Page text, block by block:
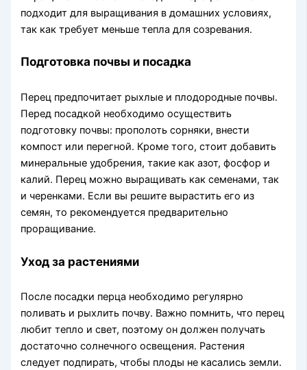
подходит для выращивания в домашних условиях,
так как требует меньше тепла для созревания.
Подготовка почвы и посадка
Перец предпочитает рыхлые и плодородные почвы.
Перед посадкой необходимо осуществить
подготовку почвы: прополоть сорняки, внести
компост или перегной. Кроме того, стоит добавить
минеральные удобрения, такие как азот, фосфор и
калий. Перец можно выращивать как семенами, так
и черенками. Если вы решите вырастить его из
семян, то рекомендуется предварительно
проращивание.
Уход за растениями
После посадки перца необходимо регулярно
поливать и рыхлить почву. Важно помнить, что перец
любит тепло и свет, поэтому он должен получать
достаточно солнечного освещения. Растения
следует подпирать, чтобы плоды не касались земли.